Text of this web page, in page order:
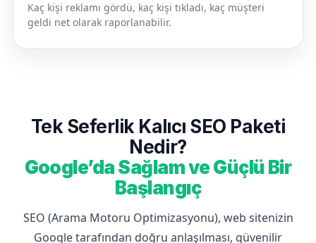
Kaç kişi reklamı gördü, kaç kişi tıkladı, kaç müşteri
geldi net olarak raporlanabilir.
Tek Seferlik Kalıcı SEO Paketi
Nedir?
Google’da Sağlam ve Güçlü Bir
Başlangıç
SEO (Arama Motoru Optimizasyonu), web sitenizin
Google tarafından doğru anlaşılması, güvenilir